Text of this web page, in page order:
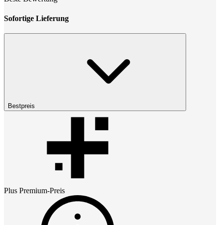
Sofortige Lieferung
Bestpreis
Plus Premium-Preis